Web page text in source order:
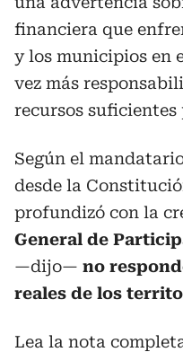
financiera que
y los municipios en
vez más
recursos suficientes
Según el
desde la
profundizó con la
General de
—dijo— no
reales de los
Lea la nota